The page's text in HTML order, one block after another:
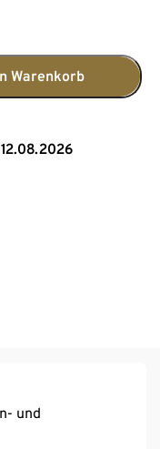
Warenkorb
und